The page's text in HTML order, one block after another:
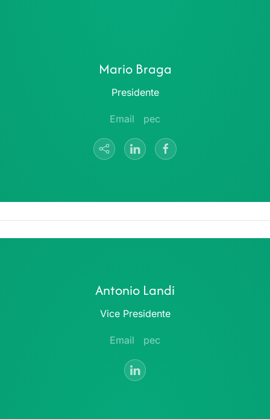
Mario Braga
Presidente
Email pec
Antonio Landi
Vice Presidente
Email pec